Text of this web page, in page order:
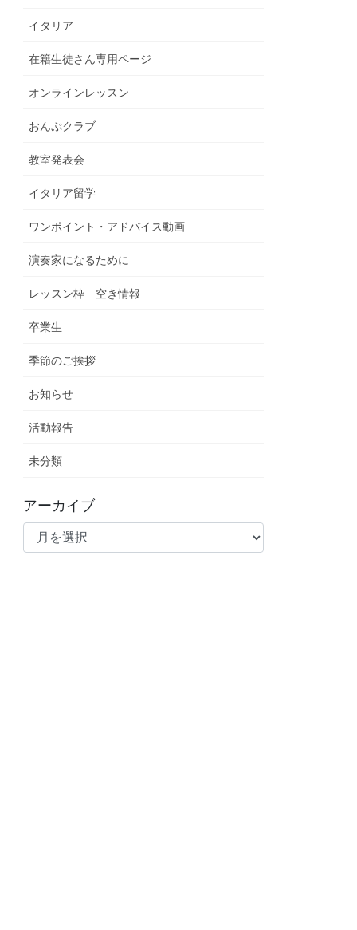
イタリア
在籍生徒さん専用ページ
オンラインレッスン
おんぷクラブ
教室発表会
イタリア留学
ワンポイント・アドバイス動画
演奏家になるために
レッスン枠 空き情報
卒業生
季節のご挨拶
お知らせ
活動報告
未分類
アーカイブ
ア